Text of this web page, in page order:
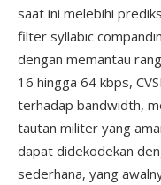
saat ini melebihi
filter syllabic
dengan memantau
16 hingga 64 kbps,
terhadap bandwidth,
tautan militer yang
dapat didekodekan
sederhana, yang